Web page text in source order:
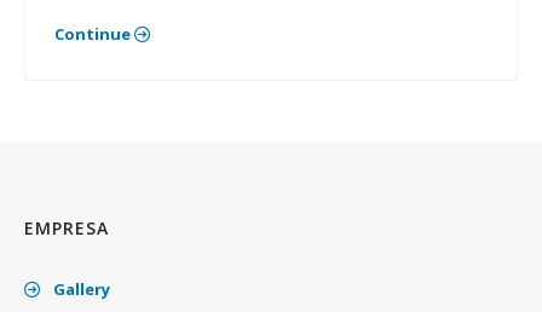
Continue
EMPRESA
Gallery